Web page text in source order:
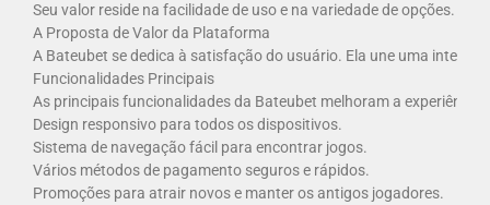
Seu valor reside na facilidade de uso e na variedade de opções.
A Proposta de Valor da Plataforma
A Bateubet se dedica à satisfação do usuário. Ela une uma
Funcionalidades Principais
As principais funcionalidades da Bateubet melhoram a experiência
Design responsivo para todos os dispositivos.
Sistema de navegação fácil para encontrar jogos.
Vários métodos de pagamento seguros e rápidos.
Promoções para atrair novos e manter os antigos jogadores.